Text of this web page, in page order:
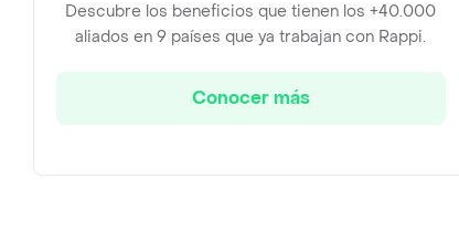
Descubre los beneficios que tienen los +40.000
aliados en 9 países que ya trabajan con Rappi.
Conocer más